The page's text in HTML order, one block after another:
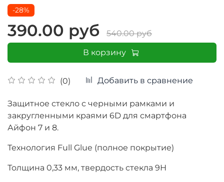
(0) Добавить в сравнение
-28%
390.00 руб
540.00 руб
В корзину
Защитное стекло с черными рамками и
закругленными краями 6D для смартфона
Айфон 7 и 8.
Технология Full Glue (полное покрытие)
Толщина 0,33 мм, твердость стекла 9Н